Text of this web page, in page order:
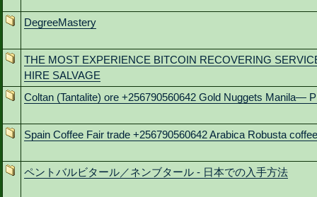
DegreeMastery
THE MOST EXPERIENCE BITCOIN RECOVERING
HIRE SALVAGE
Coltan (Tantalite) ore +256790560642 Gold Nuggets Manila—
Spain Coffee Fair trade +256790560642 Arabica Robusta coffee
ペントバルビタール／ネンブタール - 日本での入手方法